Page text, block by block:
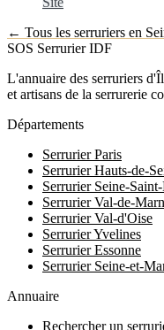
← Tous les serruriers en
SOS SerrurierIDF
L'annuaire des serruriers
et artisans de la serrurerie
Départements
Serrurier Paris
Serrurier Hauts-de-
Serrurier Seine-
Serrurier Val-de-
Serrurier Val-d'Oise
Serrurier Yvelines
Serrurier Essonne
Serrurier Seine-et-
Annuaire
Rechercher un